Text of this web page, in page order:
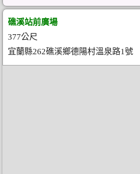
礁溪站前廣場
377公尺
宜蘭縣262礁溪鄉德陽村溫泉路1號